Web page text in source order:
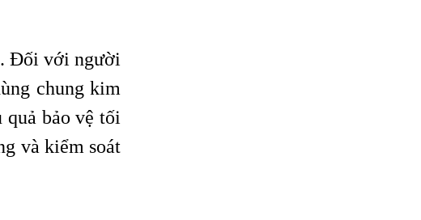
. Đối với người
chung kim
bảo vệ tối
và kiểm soát